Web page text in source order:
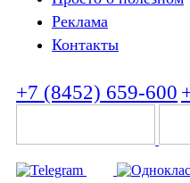
Реклама
Контакты
+7 (8452) 659-600